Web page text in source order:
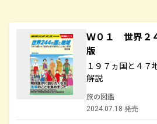
Ｗ０１ 世界２
版
１９７ヵ国と４７
解説
旅の図鑑
2024.07.18 発売